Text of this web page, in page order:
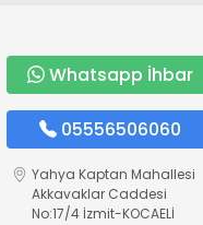
Whatsapp İhbar
05556506060
Yahya Kaptan Mahallesi
Akkavaklar Caddesi
No:17/4 İzmit-KOCAELİ